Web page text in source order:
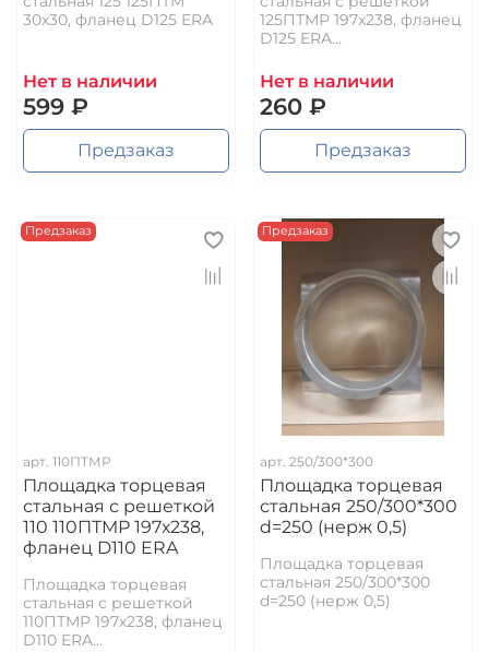
30х30, фланец D125 ERA
Нет в наличии
599 ₽
Предзаказ
125ПТМР 197х238, фланец
D125 ERA...
Нет в наличии
260 ₽
Предзаказ
Предзаказ
арт. 110ПТМР
Площадка торцевая
стальная с решеткой
110 110ПТМР 197х238,
фланец D110 ERA
Площадка торцевая
стальная с решеткой
110ПТМР 197х238, фланец
D110 ERA...
Предзаказ
арт. 250/300*300
Площадка торцевая
стальная 250/300*300
d=250 (нерж 0,5)
Площадка торцевая
стальная 250/300*300
d=250 (нерж 0,5)